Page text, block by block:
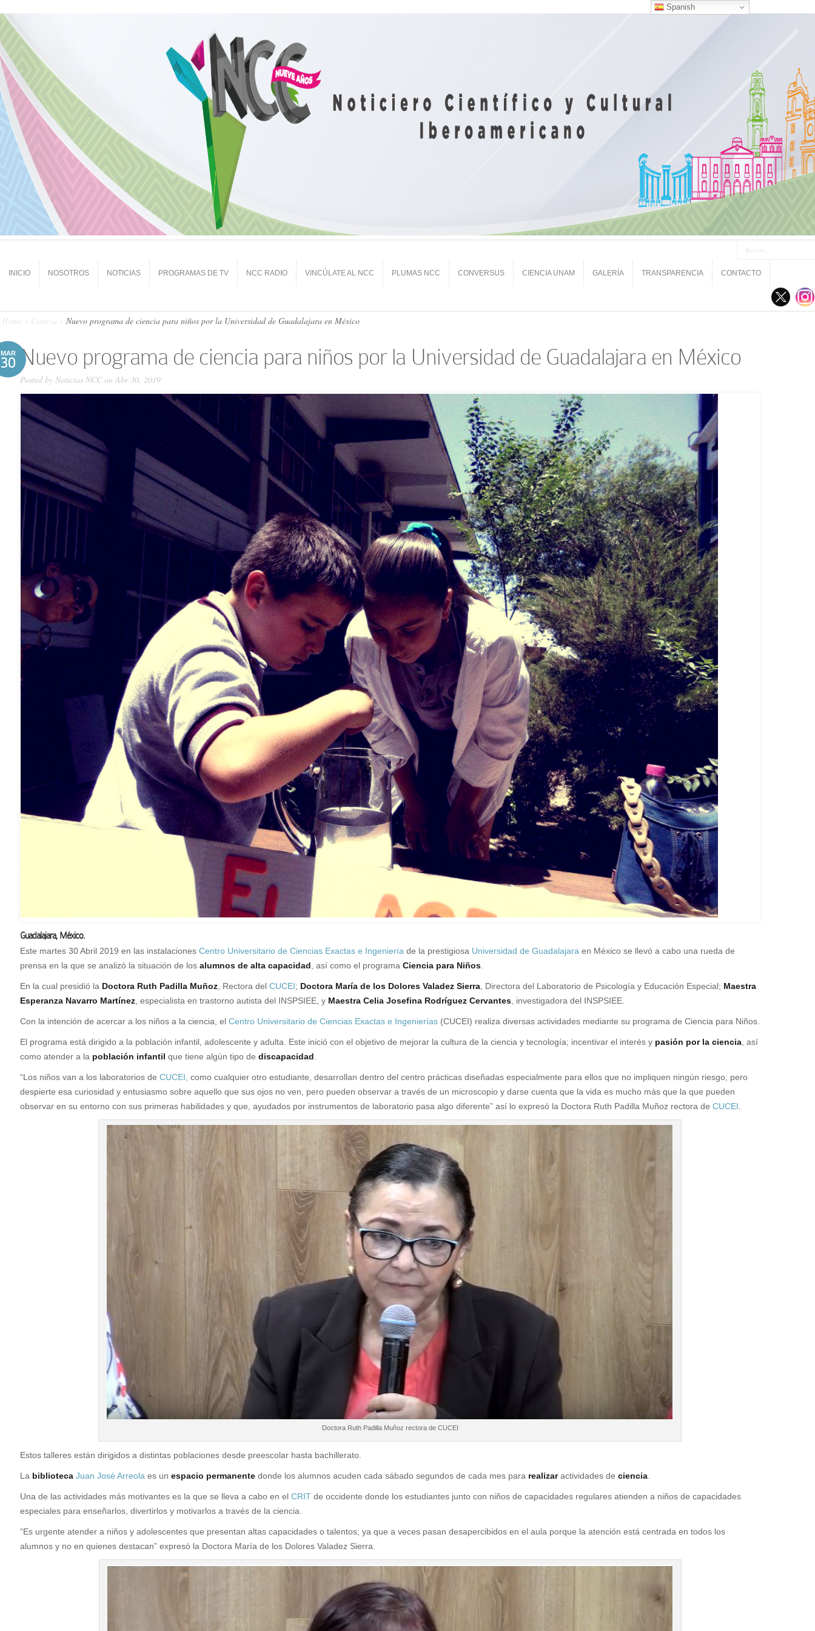
INICIO NOSOTROS NOTICIAS PROGRAMAS DE TV NCC RADIO VINCÚLATE AL NCC PLUMAS NCC CONVERSUS CIENCIA UNAM GALERÍA TRANSPARENCIA CONTACTO
Home Ciencia Nuevo programa de ciencia para niños por la Universidad de Guadalajara en México
MAR
30 Nuevo programa de ciencia para niños por la Universidad de Guadalajara en México
Posted by Noticias NCCon Abr 30, 2019
Guadalajara, México.
Este martes 30 Abril 2019 en las instalaciones Centro Universitario de Ciencias Exactas e Ingeniería de la prestigiosa Universidad de Guadalajara en México se llevó a cabo una rueda de
prensa en la que se analizó la situación de los alumnos de alta capacidad , así como el programa Ciencia para Niños
En la cual presidió la Doctora Ruth Padilla Muñoz , Rectora del CUCEI; Doctora María de los Dolores Valadez Sierra , Directora del Laboratorio de Psicología y Educación Especial; Maestra
Esperanza Navarro Martínez , especialista en trastorno autista del INSPSIEE, y Maestra Celia Josefina Rodríguez Cervantes , investigadora del INSPSIEE.
Con la intención de acercar a los niños a la ciencia, el Centro Universitario de Ciencias Exactas e Ingenierías (CUCEI) realiza diversas actividades mediante su programa de Ciencia para Niños.
El programa está dirigido a la población infantil, adolescente y adulta. Este inició con el objetivo de mejorar la cultura de la ciencia y tecnología; incentivar el interés y pasión por la ciencia , así
como atender a la población infantil que tiene algún tipo de discapacidad
“Los niños van a los laboratorios de CUCEI, como cualquier otro estudiante, desarrollan dentro del centro prácticas diseñadas especialmente para ellos que no impliquen ningún riesgo, pero
despierte esa curiosidad y entusiasmo sobre aquello que sus ojos no ven, pero pueden observar a través de un microscopio y darse cuenta que la vida es mucho más que la que pueden
observar en su entorno con sus primeras habilidades y que, ayudados por instrumentos de laboratorio pasa algo diferente” así lo expresó la Doctora Ruth Padilla Muñoz rectora de CUCEI
Doctora Ruth Padilla Muñoz rectora de CUCEI
Estos talleres están dirigidos a distintas poblaciones desde preescolar hasta bachillerato.
La biblioteca Juan José Arreola es un espacio permanente donde los alumnos acuden cada sábado segundos de cada mes para realizaractividades de ciencia
Una de las actividades más motivantes es la que se lleva a cabo en el CRIT de occidente donde los estudiantes junto con niños de capacidades regulares atienden a niños de capacidades
especiales para enseñarlos, divertirlos y motivarlos a través de la ciencia.
“Es urgente atender a niños y adolescentes que presentan altas capacidades o talentos; ya que a veces pasan desapercibidos en el aula porque la atención está centrada en todos los
alumnos y no en quienes destacan” expresó la Doctora María de los Dolores Valadez Sierra.
Spanish